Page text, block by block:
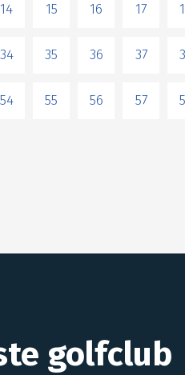
14 15 16 17
34 35 36 37
54 55 56 57
golfclub